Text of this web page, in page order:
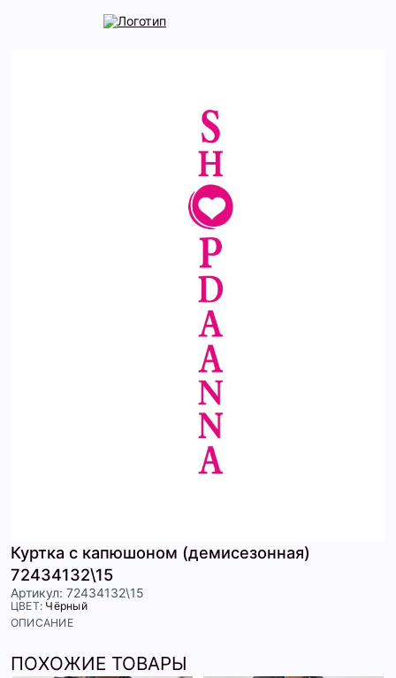
Куртка с капюшоном (демисезонная)
72434132\15
Артикул: 72434132\15
ЦВЕТ: Чёрный
ОПИСАНИЕ
ПОХОЖИЕ ТОВАРЫ